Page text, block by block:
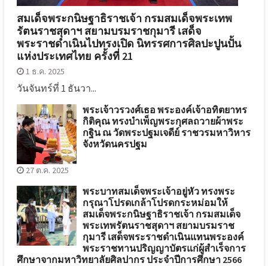
สมเด็จพระกนิษฐาธิราชเจ้า กรมสมเด็จพระเทพ
รัตนราชสุดาฯ สยามบรมราชกุมารี เสด็จ
พระราชดำเนินไปทรงเปิด นิทรรศการศิลปะปูนปั้น
แห่งประเทศไทย ครั้งที่ 21
1 ธ.ค. 2025
วันจันทร์ที่ 1 ธันวา...
พระเจ้าวรวงศ์เธอ พระองค์เจ้าอทิตยาทร
กิติคุณ ทรงบำเพ็ญพระกุศลถวายผ้าพระ
กฐิน ณ วัดพระปฐมเจดีย์ ราชวรมหาวิหาร
จังหวัดนครปฐม
27 ต.ค. 2025
พระบาทสมเด็จพระเจ้าอยู่หัว ทรงพระ
กรุณาโปรดเกล้าโปรดกระหม่อมให้
สมเด็จพระกนิษฐาธิราชเจ้า กรมสมเด็จ
พระเทพรัตนราชสุดาฯ สยามบรมราช
กุมารี เสด็จพระราชดำเนินแทนพระองค์
พระราชทานปริญญาบัตรแก่ผู้สำเร็จการ
ศึกษาจากมหาวิทยาลัยศิลปากร ประจำปีการศึกษา 2566